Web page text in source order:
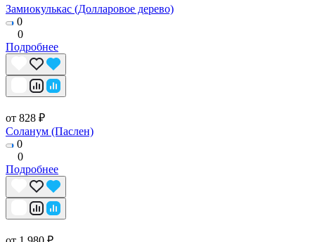
Замиокулькас (Долларовое дерево)
0
0
Подробнее
от 828 ₽
Соланум (Паслен)
0
0
Подробнее